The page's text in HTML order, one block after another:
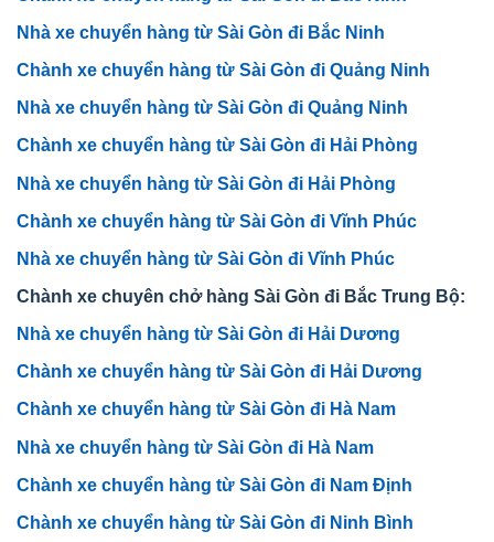
Nhà xe chuyển hàng từ Sài Gòn đi Bắc Ninh
Chành xe chuyển hàng từ Sài Gòn đi Quảng Ninh
Nhà xe chuyển hàng từ Sài Gòn đi Quảng Ninh
Chành xe chuyển hàng từ Sài Gòn đi Hải Phòng
Nhà xe chuyển hàng từ Sài Gòn đi Hải Phòng
Chành xe chuyển hàng từ Sài Gòn đi Vĩnh Phúc
Nhà xe chuyển hàng từ Sài Gòn đi Vĩnh Phúc
Chành xe chuyên chở hàng Sài Gòn đi Bắc Trung Bộ:
Nhà xe chuyển hàng từ Sài Gòn đi Hải Dương
Chành xe chuyển hàng từ Sài Gòn đi Hải Dương
Chành xe chuyển hàng từ Sài Gòn đi Hà Nam
Nhà xe chuyển hàng từ Sài Gòn đi Hà Nam
Chành xe chuyển hàng từ Sài Gòn đi Nam Định
Chành xe chuyển hàng từ Sài Gòn đi Ninh Bình